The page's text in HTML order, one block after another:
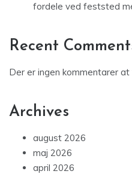
fordele ved feststed
Recent
Der er ingen kommentarer at
Archives
august 2026
maj 2026
april 2026